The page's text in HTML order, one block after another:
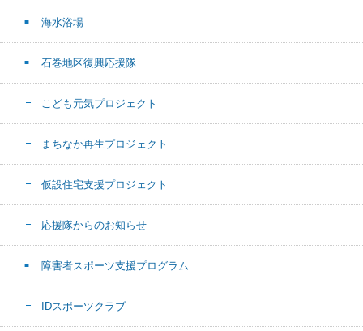
海水浴場
石巻地区復興応援隊
こども元気プロジェクト
まちなか再生プロジェクト
仮設住宅支援プロジェクト
応援隊からのお知らせ
障害者スポーツ支援プログラム
IDスポーツクラブ